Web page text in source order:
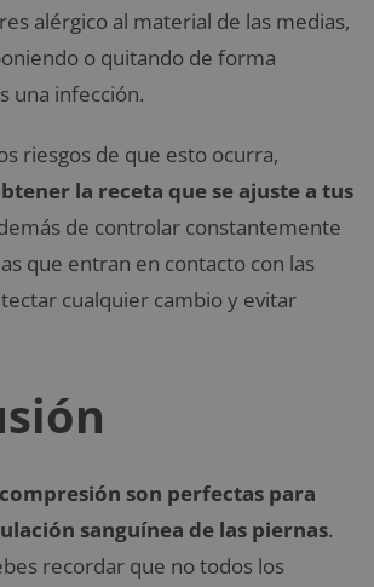
alérgico al material de las medias,
o quitando de forma
una infección.
riesgos de que esto ocurra,
la receta que se ajuste a tus
de controlar constantemente
que entran en contacto con las
cualquier cambio y evitar
son perfectas para
sanguínea de las piernas.
recordar que no todos los